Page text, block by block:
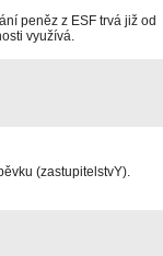
peněz z ESF trvá již od
využívá.
(zastupitelstvY).